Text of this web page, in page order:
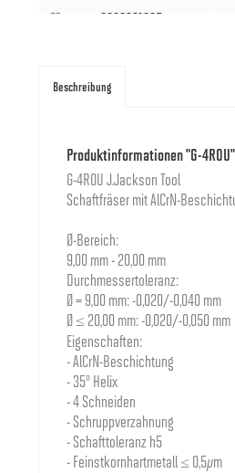
8000031227
8000031230
Beschreibung
Produktinformationen "G-4ROU"
G-4ROU J.Jackson Tool
Schaftfräser mit AlCrN-
Ø-Bereich:
9,00 mm - 20,00 mm
Durchmessertoleranz:
Ø = 9,00 mm: -0,020/-0,040 mm
Ø ≤ 20,00 mm: -0,020/-0,050 mm
Eigenschaften:
- AlCrN-Beschichtung
- 35° Helix
- 4 Schneiden
- Schruppverzahnung
- Schafttoleranz h5
- Feinstkornhartmetall ≤ 0,5µm